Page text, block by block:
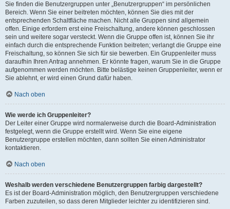
Sie finden die Benutzergruppen unter „Benutzergruppen“ im persönlichen
Bereich. Wenn Sie einer beitreten möchten, können Sie dies mit der
entsprechenden Schaltfläche machen. Nicht alle Gruppen sind allgemein
offen. Einige erfordern erst eine Freischaltung, andere können geschlossen
sein und weitere sogar versteckt. Wenn die Gruppe offen ist, können Sie ihr
einfach durch die entsprechende Funktion beitreten; verlangt die Gruppe eine
Freischaltung, so können Sie sich für sie bewerben. Ein Gruppenleiter muss
daraufhin Ihren Antrag annehmen. Er könnte fragen, warum Sie in die Gruppe
aufgenommen werden möchten. Bitte belästige keinen Gruppenleiter, wenn er
Sie ablehnt, er wird einen Grund dafür haben.
Nach oben
Wie werde ich Gruppenleiter?
Der Leiter einer Gruppe wird normalerweise durch die Board-Administration
festgelegt, wenn die Gruppe erstellt wird. Wenn Sie eine eigene
Benutzergruppe erstellen möchten, dann sollten Sie einen Administrator
kontaktieren.
Nach oben
Weshalb werden verschiedene Benutzergruppen farbig dargestellt?
Es ist der Board-Administration möglich, den Benutzergruppen verschiedene
Farben zuzuteilen, so dass deren Mitglieder leichter zu identifizieren sind.